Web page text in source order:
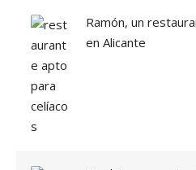
Ramón, un
en Alicante